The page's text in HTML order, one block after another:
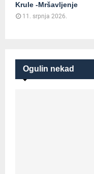
Krule -Mršavljenje
11. srpnja 2026.
Ogulin nekad